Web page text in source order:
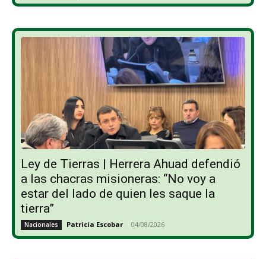
Ley de Tierras | Herrera Ahuad defendió
a las chacras misioneras: “No voy a
estar del lado de quien les saque la
tierra”
Nacionales Patricia Escobar - 04/08/2026